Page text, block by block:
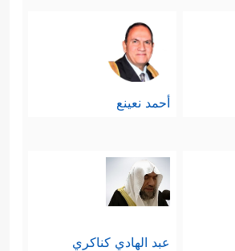
أحمد نعينع
عبد الهادي كناكري